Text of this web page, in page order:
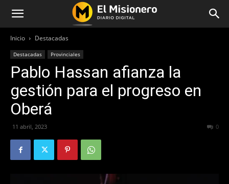
Inicio Destacadas
Destacadas Provinciales
Pablo Hassan afianza la
gestión para el progreso en
Oberá
11 abril, 2023 0